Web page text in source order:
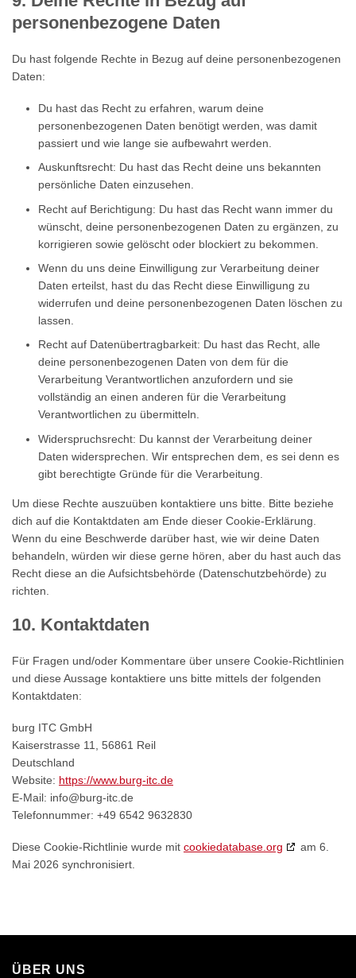
personenbezogene Daten
Du hast folgende Rechte in Bezug auf deine personenbezogenen
Daten:
Du hast das Recht zu erfahren, warum deine
personenbezogenen Daten benötigt werden, was damit
passiert und wie lange sie aufbewahrt werden.
Auskunftsrecht: Du hast das Recht deine uns bekannten
persönliche Daten einzusehen.
Recht auf Berichtigung: Du hast das Recht wann immer du
wünscht, deine personenbezogenen Daten zu ergänzen, zu
korrigieren sowie gelöscht oder blockiert zu bekommen.
Wenn du uns deine Einwilligung zur Verarbeitung deiner
Daten erteilst, hast du das Recht diese Einwilligung zu
widerrufen und deine personenbezogenen Daten löschen zu
lassen.
Recht auf Datenübertragbarkeit: Du hast das Recht, alle
deine personenbezogenen Daten von dem für die
Verarbeitung Verantwortlichen anzufordern und sie
vollständig an einen anderen für die Verarbeitung
Verantwortlichen zu übermitteln.
Widerspruchsrecht: Du kannst der Verarbeitung deiner
Daten widersprechen. Wir entsprechen dem, es sei denn es
gibt berechtigte Gründe für die Verarbeitung.
Um diese Rechte auszuüben kontaktiere uns bitte. Bitte beziehe
dich auf die Kontaktdaten am Ende dieser Cookie-Erklärung.
Wenn du eine Beschwerde darüber hast, wie wir deine Daten
behandeln, würden wir diese gerne hören, aber du hast auch das
Recht diese an die Aufsichtsbehörde (Datenschutzbehörde) zu
richten.
10. Kontaktdaten
Für Fragen und/oder Kommentare über unsere Cookie-Richtlinien
und diese Aussage kontaktiere uns bitte mittels der folgenden
Kontaktdaten:
burg ITC GmbH
Kaiserstrasse 11, 56861 Reil
Deutschland
Website: https://www.burg-itc.de
E-Mail: info@burg-itc.de
Telefonnummer: +49 6542 9632830
Diese Cookie-Richtlinie wurde mit cookiedatabase.org
am 6.
Mai 2026 synchronisiert.
ÜBER UNS